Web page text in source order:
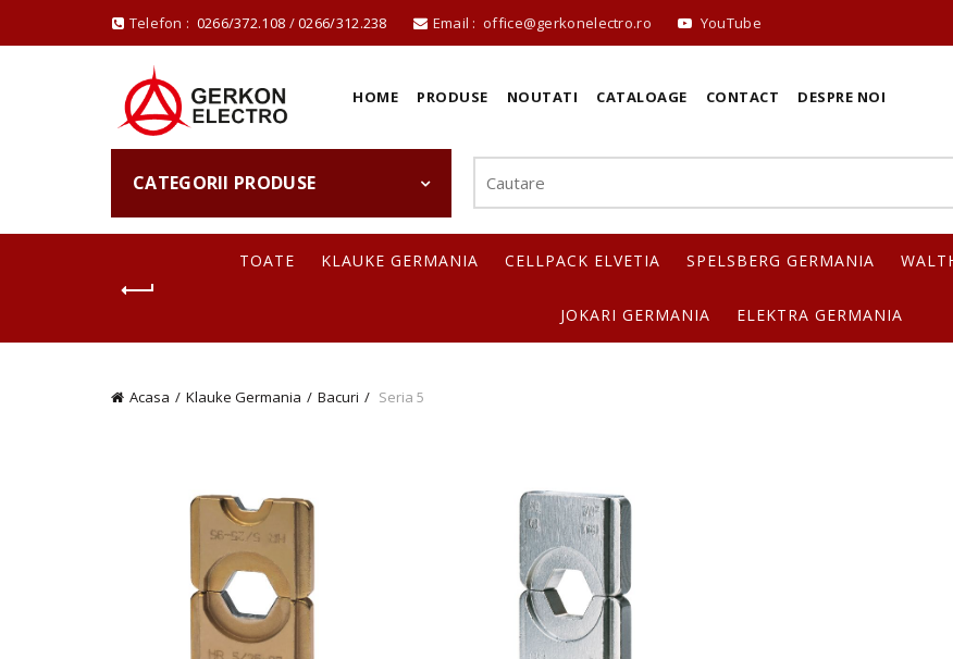
Telefon : 0266/372.108 /0266/312.238 Email : office@gerkonelectro.ro YouTube
HOME PRODUSE NOUTATI CATALOAGE CONTACT DESPRE NOI
CATEGORII PRODUSE
TOATE KLAUKE GERMANIA CELLPACK ELVETIA SPELSBERG GERMANIA
JOKARI GERMANIA ELEKTRA GERMANIA
Acasa Klauke Germania Bacuri Seria 5